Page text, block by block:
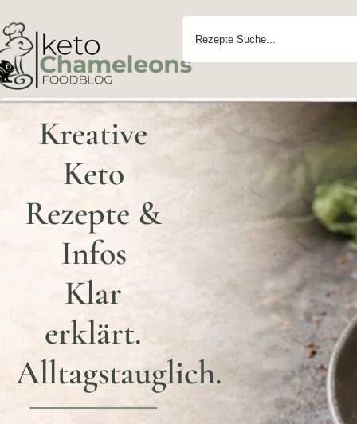
Kreative
Keto
Rezepte &
Infos
Klar
erklärt.
Alltagstauglich.